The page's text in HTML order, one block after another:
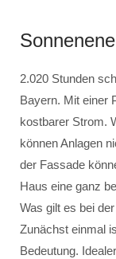
2.020 Stunden
Bayern. Mit einer
kostbarer Strom.
können Anlagen
der Fassade
Haus eine ganz
Was gilt es bei
Zunächst einmal
Bedeutung.